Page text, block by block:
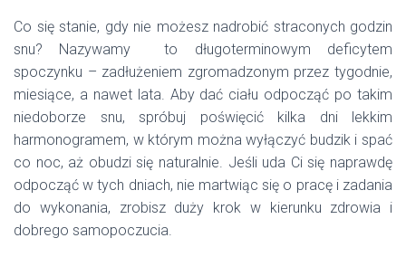
Co się stanie, gdy nie możesz nadrobić straconych godzin
snu? Nazywamy to długoterminowym deficytem
spoczynku – zadłużeniem zgromadzonym przez tygodnie,
miesiące, a nawet lata. Aby dać ciału odpocząć po takim
niedoborze snu, spróbuj poświęcić kilka dni lekkim
harmonogramem, w którym można wyłączyć budzik i spać
co noc, aż obudzi się naturalnie. Jeśli uda Ci się naprawdę
odpocząć w tych dniach, nie martwiąc się o pracę i zadania
do wykonania, zrobisz duży krok w kierunku zdrowia i
dobrego samopoczucia.